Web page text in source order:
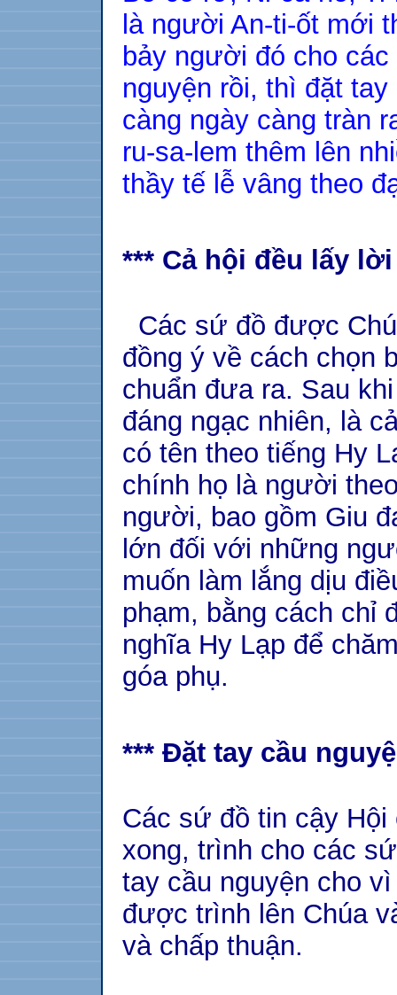
là người An-ti-ốt mới
bảy người đó cho
nguyện rồi, thì đặt
càng ngày càng tràn
ru-sa-lem thêm lên
thầy tế lễ vâng theo
*** Cả hội đều lấy
Các sứ đồ được
đồng ý về cách chọn
chuẩn đưa ra. Sau
đáng ngạc nhiên, là
có tên theo tiếng Hy
chính họ là người
người, bao gồm Giu
lớn đối với những
muốn làm lắng dịu
phạm, bằng cách chỉ
nghĩa Hy Lạp để
góa phụ.
*** Đặt tay cầu
Các sứ đồ tin cậy
xong, trình cho các
tay cầu nguyện cho
được trình lên Chúa
và chấp thuận.